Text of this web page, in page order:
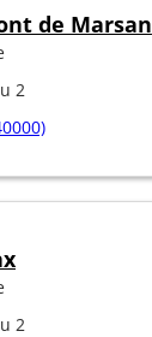
de Marsan
2
2